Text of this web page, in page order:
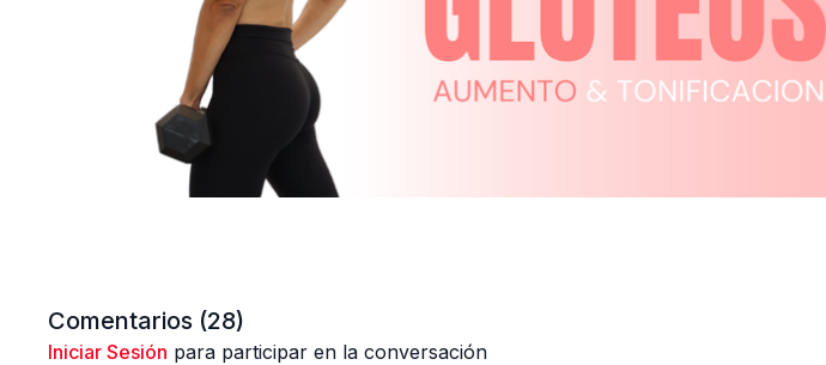
Comentarios (28)
Iniciar Sesión para participar en la conversación